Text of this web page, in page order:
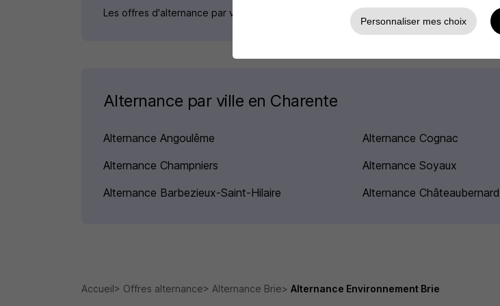
Les offres d'alternance par ville du domaine Environnement
Alternance par ville en Charente
Alternance Angoulême Alternance Cognac
Alternance Champniers
Alternance Soyaux
Alternance Barbezieux-Saint-Hilaire
Alternance Châteaubernard
Accueil Offres alternance Alternance Brie Alternance Environnement Brie
Personnaliser mes choix